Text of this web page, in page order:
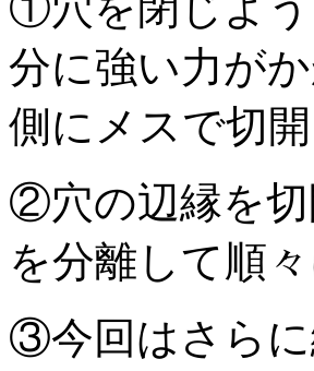
分に強い力が
側にメスで切
②穴の辺縁を切
を分離して順
③今回はさら